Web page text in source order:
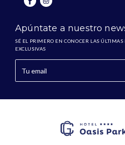
Apúntate a nuestro
SÉ EL PRIMERO EN CONOCER LAS
EXCLUSIVAS